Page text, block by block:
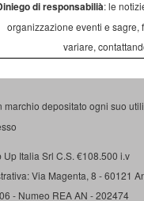
di responsabilià: le
organizzazione eventi e sagre,
variare,
marchio depositato ogni suo
Italia Srl C.S. €108.500 i.v
Via Magenta, 8 - 60121
- Numeo REA AN - 202474